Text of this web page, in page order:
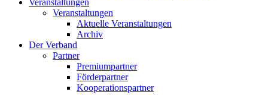
Veranstaltungen
Veranstaltungen
Aktuelle Veranstaltungen
Archiv
Der Verband
Partner
Premiumpartner
Förderpartner
Kooperationspartner